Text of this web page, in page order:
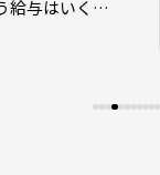
与はいくら